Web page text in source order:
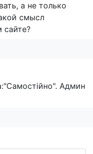
а не только
смысл
сайте?
Админ